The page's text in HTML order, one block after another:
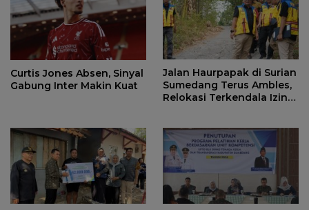
Curtis Jones Absen, Sinyal
Gabung Inter Makin Kuat
Jalan Haurpapak di Surian
Sumedang Terus Ambles,
Relokasi Terkendala Izin